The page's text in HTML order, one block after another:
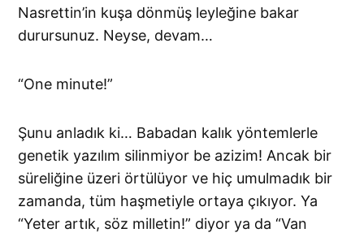
Nasrettin’in kuşa dönmüş leyleğine bakar
durursunuz. Neyse, devam…
“One minute!”
Şunu anladık ki… Babadan kalık yöntemlerle
genetik yazılım silinmiyor be azizim! Ancak bir
süreliğine üzeri örtülüyor ve hiç umulmadık bir
zamanda, tüm haşmetiyle ortaya çıkıyor. Ya
“Yeter artık, söz milletin!” diyor ya da “Van